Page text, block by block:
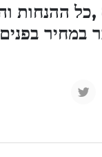
ההנחות
במחיר